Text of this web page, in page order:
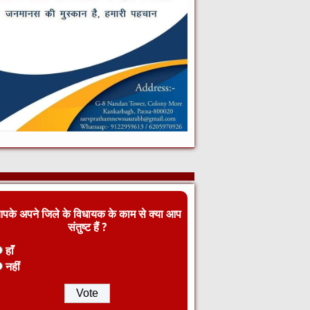
अपने जिले के विधायक के काम से क्या आप
संतुष्ट हैं ?
हाँ
नहीं